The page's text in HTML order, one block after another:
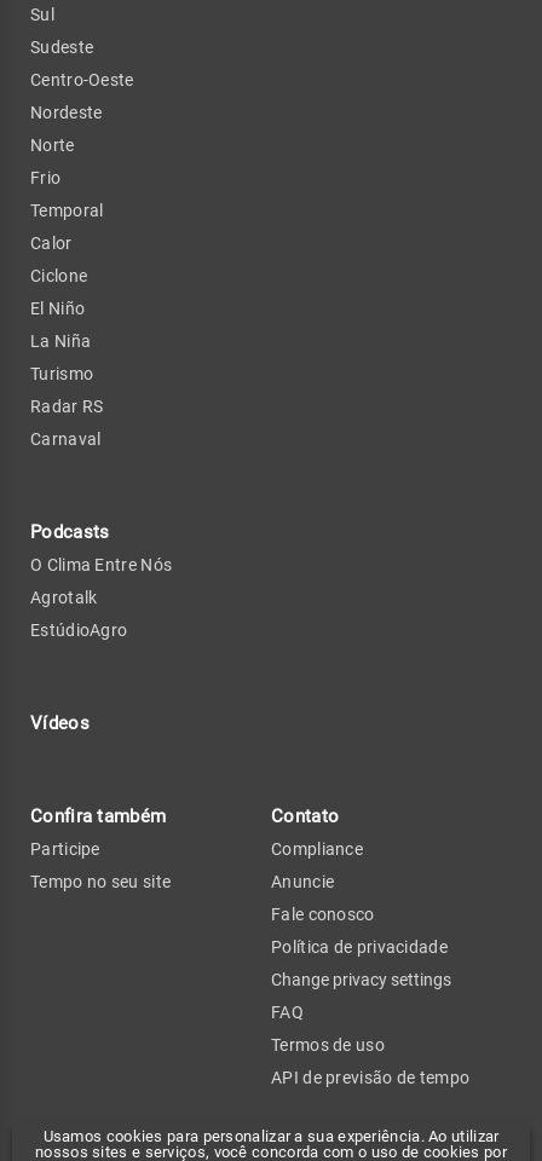
Usamos cookies para personalizar a sua experiência. Ao utilizar
nossos sites e serviços, você concorda com o uso de cookies por
Sul
Sudeste
Centro-Oeste
Nordeste
Norte
Frio
Temporal
Calor
Ciclone
El Niño
La Niña
Turismo
Radar RS
Carnaval
Podcasts
O Clima Entre Nós
Agrotalk
EstúdioAgro
Vídeos
Confira também
Participe
Tempo no seu site
Contato
Compliance
Anuncie
Fale conosco
Política de privacidade
Change privacy settings
FAQ
Termos de uso
API de previsão de tempo